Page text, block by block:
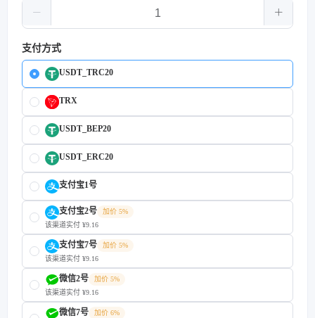
支付方式
USDT_TRC20
TRX
USDT_BEP20
USDT_ERC20
支付宝1号
支付宝2号
加价 5%
该渠道实付 ¥9.16
支付宝7号
加价 5%
该渠道实付 ¥9.16
微信2号
加价 5%
该渠道实付 ¥9.16
微信7号
加价 6%